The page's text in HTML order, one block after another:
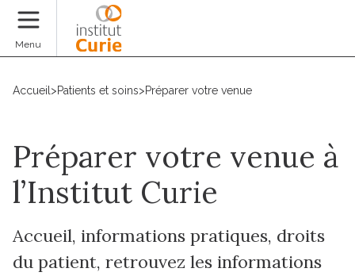
Menu
Accueil >Patients et soins>Préparer votre venue
Préparer votre venue à
l’Institut Curie
Accueil, informations pratiques, droits
du patient, retrouvez les informations